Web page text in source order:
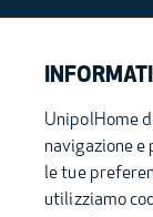
UnipolHome S.p.A.
UnipolHome
navigazione
le tue
utilizziamo